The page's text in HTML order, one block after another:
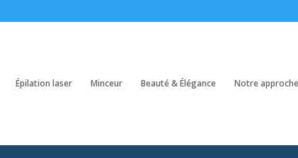
Épilation laser Minceur Beauté & Élégance Notre approche